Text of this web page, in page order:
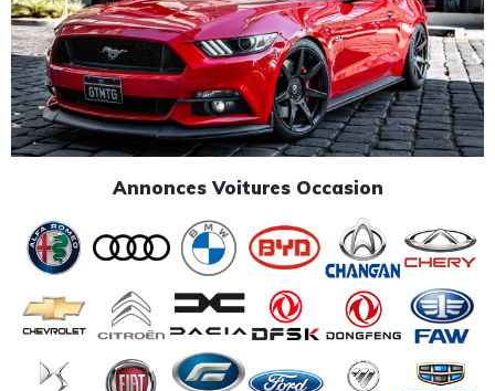
Annonces Voitures Occasion